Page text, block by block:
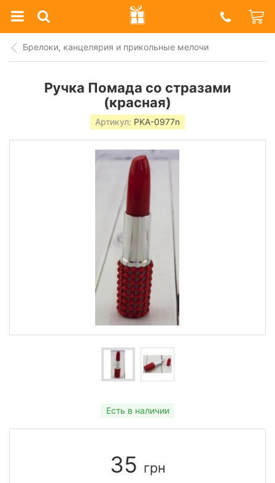
Prazdnik
Shop
Брелоки, канцелярия и прикольные мелочи
Ручка Помада со стразами
(красная)
Артикул: PKA-0977n
Есть в наличии
35 грн